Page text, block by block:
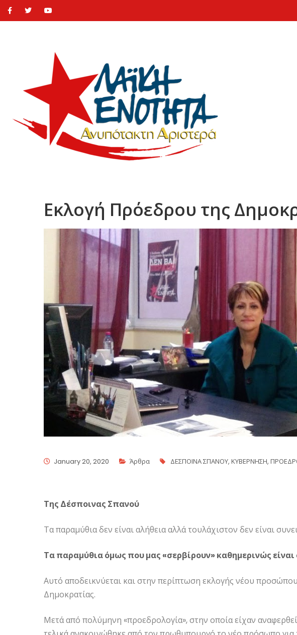
Εκλογή Πρόεδρου της
January 20, 2020 Άρθρα ΔΕΣΠΟΙΝΑ ΣΠΑΝΟΥ, ΚΥΒΕΡΝΗΣΗ,
Της Δέσποινας Σπανού
Τα παραμύθια δεν είναι αλήθεια αλλά τουλάχιστον δεν είναι
Τα παραμύθια όμως που μας «σερβίρουν» καθημερινώς
Αυτό αποδεικνύεται και στην περίπτωση εκλογής νέου
Δημοκρατίας.
Μετά από πολύμηνη «προεδρολογία», στην οποία είχαν